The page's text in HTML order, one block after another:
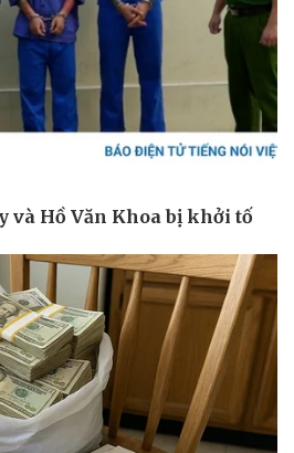
Thị trường
Giá vàng
Chứng khoán